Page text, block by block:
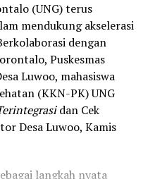
dipaparkan
Wawali Indra Gobel
ini membuktikan bahwa
serta inklusivitas
di Kota Gorontalo
(UNG) terus
mendukung akselerasi
dengan
Puskesmas
Luwoo, mahasiswa
(KKN-PK) UNG
dan Cek
Desa Luwoo, Kamis
langkah nyata